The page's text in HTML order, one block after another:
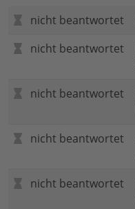
nicht beantwortet
nicht beantwortet
nicht beantwortet
nicht beantwortet
nicht beantwortet